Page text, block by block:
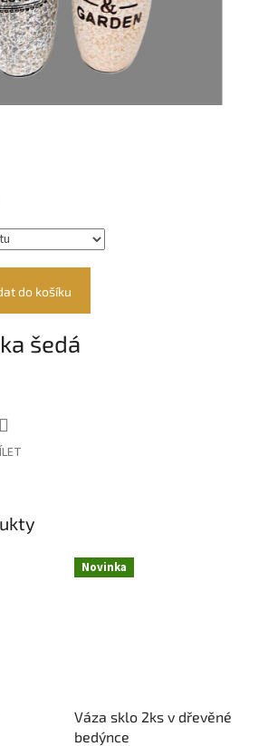
do košíku
šedá
Novinka
Váza sklo 2ks v dřevěné
bedýnce